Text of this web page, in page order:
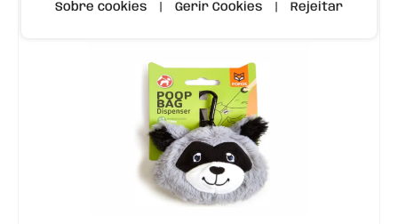
Sobre cookies Gerir Cookies Rejeitar